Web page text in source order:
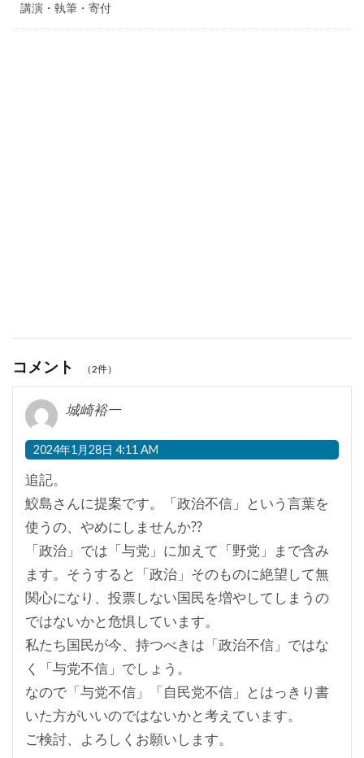
講演・執筆・寄付
コメント （2件）
城崎裕一
2024年1月28日 4:11 AM
追記。
鮫島さんに提案です。「政治不信」という言葉を
使うの、やめにしませんか??
「政治」では「与党」に加えて「野党」まで含み
ます。そうすると「政治」そのものに絶望して無
関心になり、投票しない国民を増やしてしまうの
ではないかと危惧しています。
私たち国民が今、持つべきは「政治不信」ではな
く「与党不信」でしょう。
なので「与党不信」「自民党不信」とはっきり書
いた方がいいのではないかと考えています。
ご検討、よろしくお願いします。